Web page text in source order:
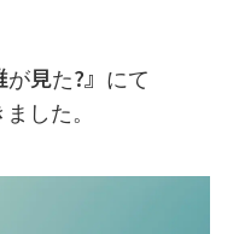
見た?』にて
した。